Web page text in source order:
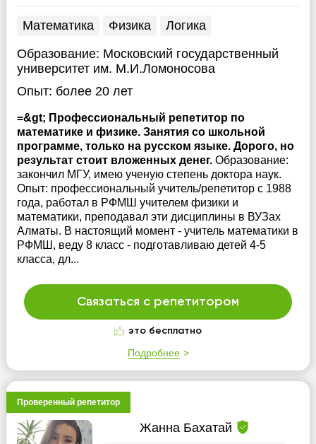
Математика Физика
Логика
Образование: Московский государственный
университет им. М.И.Ломоносова
Опыт: более 20 лет
=&gt; Профессиональный репетитор по
математике и физике. Занятия со школьной
программе, только на русском языке. Дорого, но
результат стоит вложенных денег. Образование:
закончил МГУ, имею ученую степень доктора наук.
Опыт: профессиональный учитель/репетитор с 1988
года, работал в РФМШ учителем физики и
математики, преподавал эти дисциплины в ВУЗах
Алматы. В настоящий момент - учитель математики в
РФМШ, веду 8 класс - подготавливаю детей 4-5
класса, дл...
Связаться с репетитором
это бесплатно
Подробнее
Проверенный репетитор
Жанна Бахатай